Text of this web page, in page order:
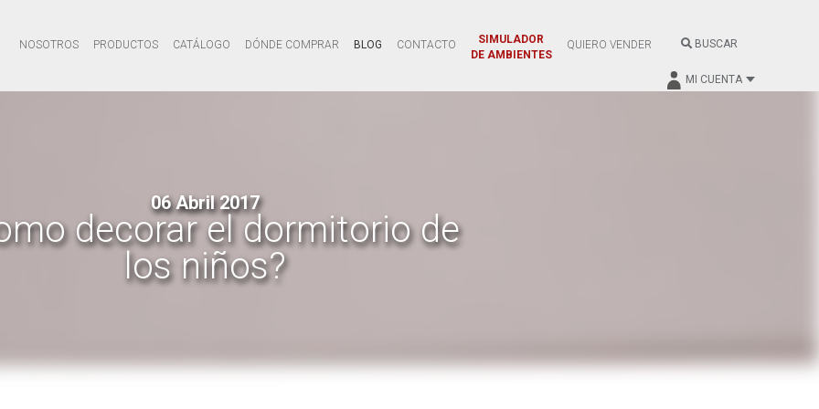
NOSOTROS PRODUCTOS CATÁLOGO DÓNDE COMPRAR BLOG CONTACTO
SIMULADOR
DE AMBIENTES
QUIERO VENDER BUSCAR
MI CUENTA
06 Abril 2017
decorar el dormitorio de
los niños?